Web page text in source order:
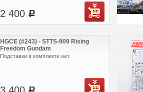
2 400 c
HGCE (#243) - STTS-909 Rising
Freedom Gundam
Подставки в комплекте нет.
c